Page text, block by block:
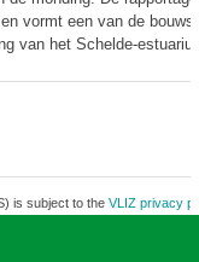
vormt een van de
van het Schelde-
is subject to the VLIZ privacy